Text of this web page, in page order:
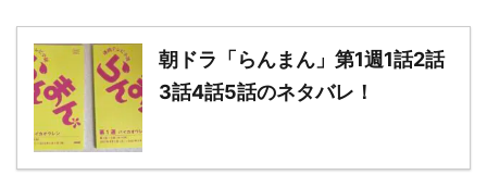
朝ドラ「らんまん」第1週1話2話
3話4話5話のネタバレ！